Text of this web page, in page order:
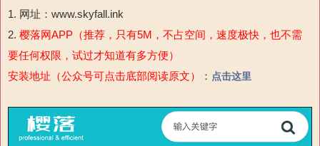
1. 网址：www.skyfall.ink
2. 樱落网APP（推荐，只有5M，不占空间，速度极快，也不需
要任何权限，试过才知道有多方便）
安装地址（公众号可点击底部阅读原文）
： 点击这里